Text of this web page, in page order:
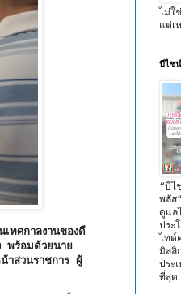
ทศกาลงานของดี
ร้อมด้วยนาย
ส่วนราชการ ผู้
ไม่ใ
แต่เ
บีไช
“บีไ
พลัส
ดูแล
ประ
ไทด์
มิลลิ
ประ
ที่สุด